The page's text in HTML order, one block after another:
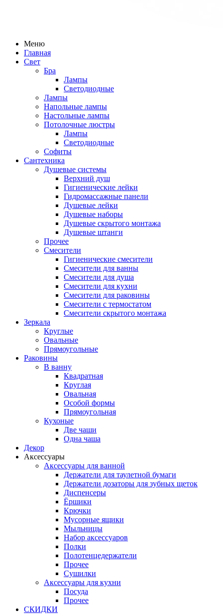
Меню
Главная
Свет
Бра
Лампы
Светодиодные
Лампы
Напольные лампы
Настольные лампы
Потолочные люстры
Лампы
Светодиодные
Софиты
Сантехника
Душевые системы
Верхний душ
Гигиенические лейки
Гидромассажные панели
Душевые лейки
Душевые наборы
Душевые скрытого монтажа
Душевые штанги
Прочее
Смесители
Гигиенические смесители
Смесители для ванны
Смесители для душа
Смесители для кухни
Смесители для раковины
Смесители с термостатом
Смесители скрытого монтажа
Зеркала
Круглые
Овальные
Прямоугольные
Раковины
В ванну
Квадратная
Круглая
Овальная
Особой формы
Прямоугольная
Кухоные
Две чаши
Одна чаша
Декор
Аксессуары
Аксессуары для ванной
Держатели для таулетной бумаги
Держатели дозаторы для зубных щеток
Диспенсеры
Ёршики
Крючки
Мусорные ящики
Мыльницы
Набор аксессуаров
Полки
Полотенцедержатели
Прочее
Сушилки
Аксессуары для кухни
Посуда
Прочее
СКИДКИ